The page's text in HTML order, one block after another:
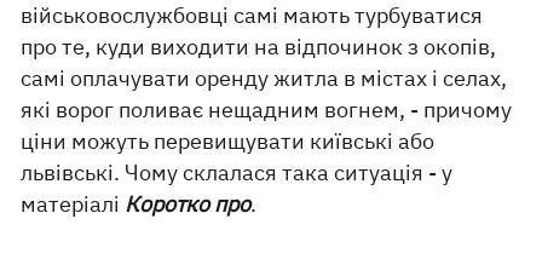
військовослужбовці самі мають турбуватися
про те, куди виходити на відпочинок з окопів,
самі оплачувати оренду житла в містах і селах,
які ворог поливає нещадним вогнем, - причому
ціни можуть перевищувати київські або
львівські. Чому склалася така ситуація - у
матеріалі Коротко про.